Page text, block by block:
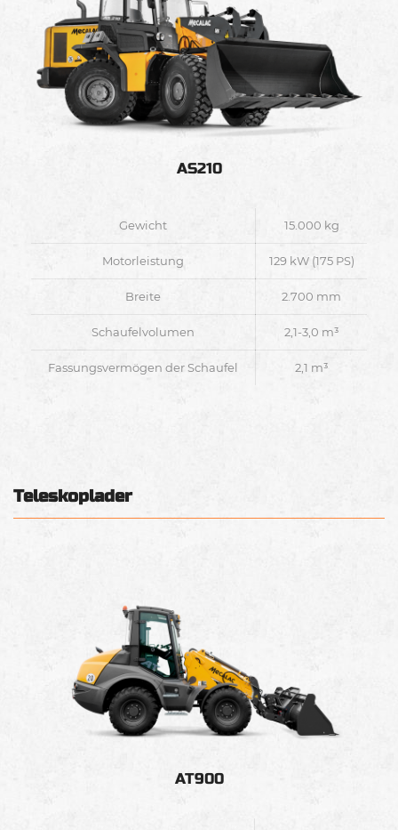
AS210
Gewicht 15.000 kg
Motorleistung 129 kW (175 PS)
Breite 2.700 mm
Schaufelvolumen 2,1-3,0 m³
Fassungsvermögen der Schaufel 2,1 m³
Teleskoplader
AT900